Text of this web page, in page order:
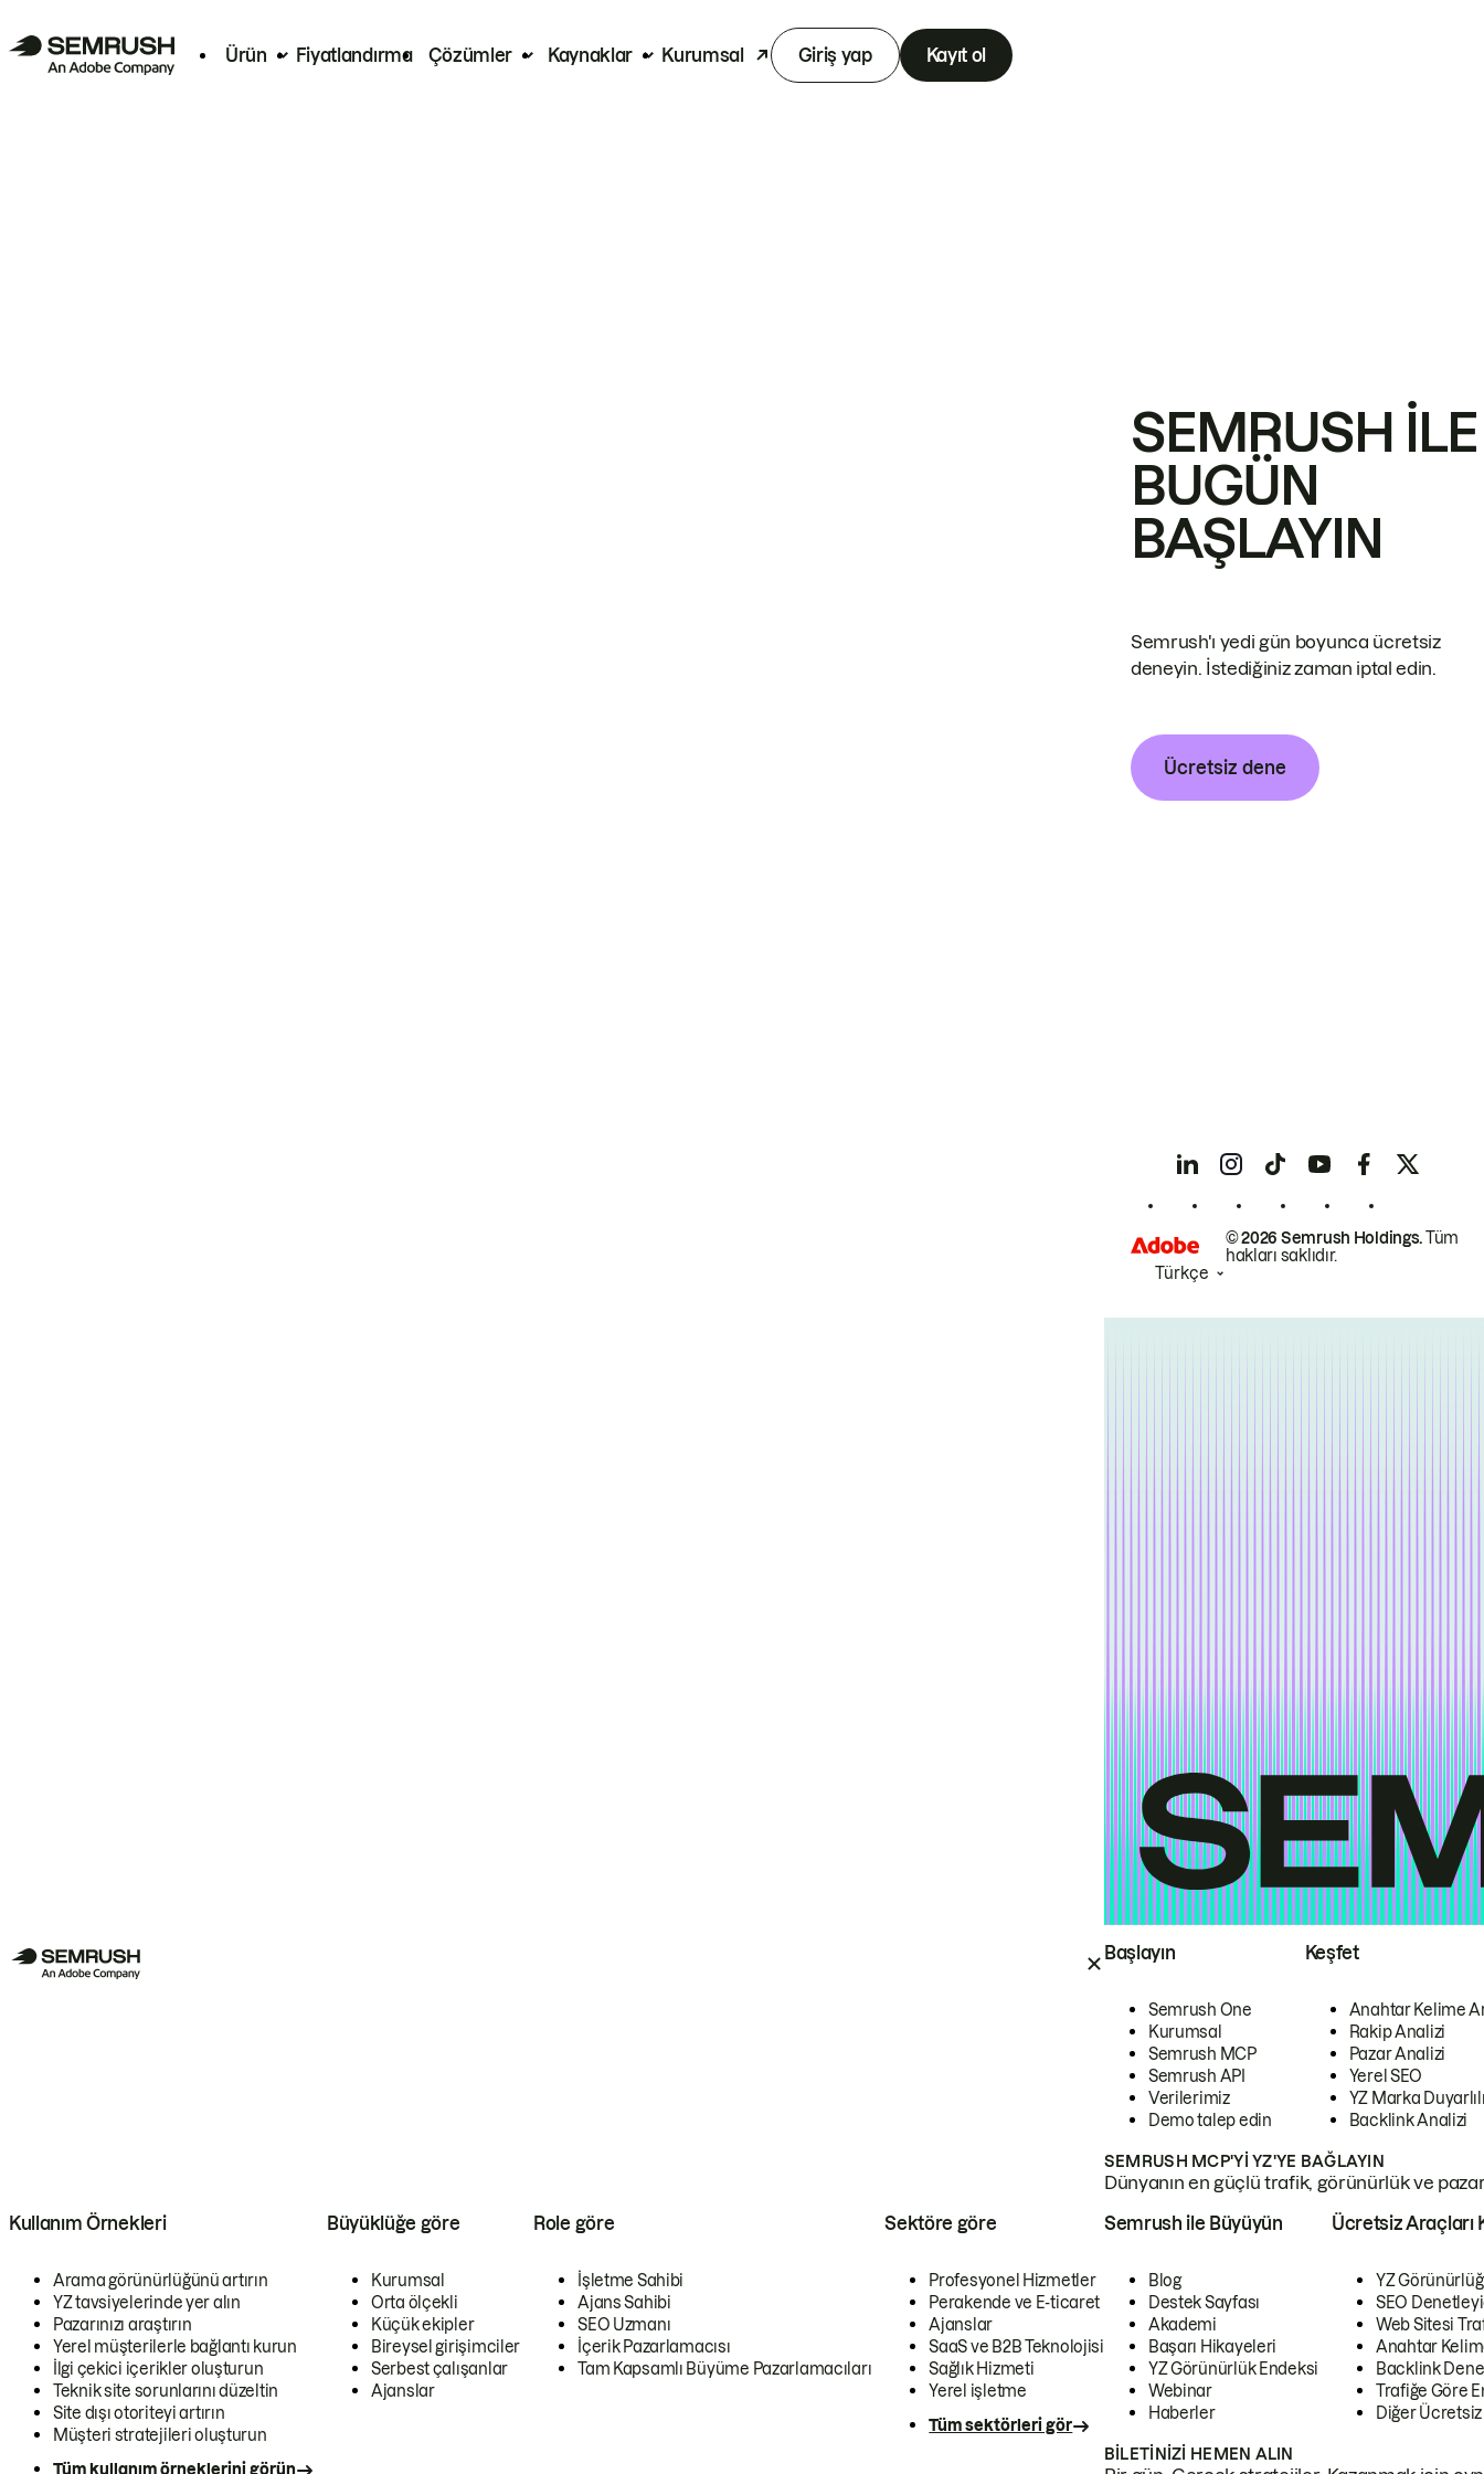
Ürün Fiyatlandırma Çözümler Kaynaklar Kurumsal Giriş yap Kayıt ol
Başlayın
Semrush One
Kurumsal
Semrush MCP
Semrush API
Verilerimiz
Demo talep edin
Keşfet
Anahtar Kelime
Rakip Analizi
Pazar Analizi
Yerel SEO
YZ Marka
Backlink Analizi
SEMRUSH MCP'YI YZ'YE BAĞLAYIN
Dünyanın en güçlü trafik, görünürlük ve
Kullanım Örnekleri
Arama görünürlüğünü artırın
YZ tavsiyelerinde yer alın
Pazarınızı araştırın
Yerel müşterilerle bağlantı kurun
İlgi çekici içerikler oluşturun
Teknik site sorunlarını düzeltin
Site dışı otoriteyi artırın
Müşteri stratejileri oluşturun
Tüm kullanım örneklerini görün
Büyüklüğe göre
Kurumsal
Orta ölçekli
Küçük ekipler
Bireysel girişimciler
Serbest çalışanlar
Ajanslar
Role göre
İşletme Sahibi
Ajans Sahibi
SEO Uzmanı
İçerik Pazarlamacısı
Tam Kapsamlı Büyüme Pazarlamacıları
Sektöre göre
Profesyonel Hizmetler
Perakende ve E-ticaret
Ajanslar
SaaS ve B2B Teknolojisi
Sağlık Hizmeti
Yerel işletme
Tüm sektörleri gör
Semrush ile Büyüyün
Blog
Destek Sayfası
Akademi
Başarı Hikayeleri
YZ Görünürlük Endeksi
Webinar
Haberler
Ücretsiz Araçları
YZ
SEO
Web Sitesi
Anahtar
Backlink
Trafiğe Göre
Diğer
BILETINIZI HEMEN ALIN
SEMRUSH ILE
BUGÜN
BAŞLAYIN
Semrush'ı yedi gün boyunca ücretsiz
deneyin. İstediğiniz zaman iptal edin.
Ücretsiz dene
© 2026 Semrush Holdings.Tüm
hakları saklıdır.
Türkçe